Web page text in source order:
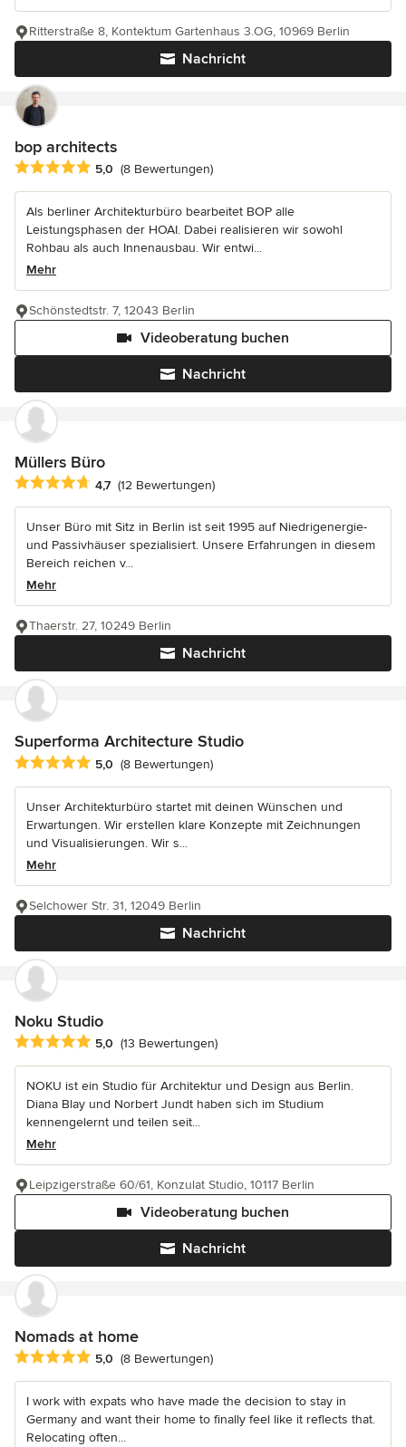
Nachricht
Ritterstraße 8, Kontektum Gartenhaus 3.OG, 10969 Berlin
bop architects
Durchschnittliche Bewertung: 5 von 5 Sternen
5,0 (8 Bewertungen)
Als berliner Architekturbüro bearbeitet BOP alle
Leistungsphasen der HOAI. Dabei realisieren wir sowohl
Rohbau als auch Innenausbau. Wir entwi...
Mehr
Nachricht
Videoberatung buchen
Schönstedtstr. 7, 12043 Berlin
Müllers Büro
Durchschnittliche Bewertung: 4.7 von 5 Sternen
4,7 (12 Bewertungen)
Unser Büro mit Sitz in Berlin ist seit 1995 auf Niedrigenergie-
und Passivhäuser spezialisiert. Unsere Erfahrungen in diesem
Bereich reichen v...
Mehr
Nachricht
Thaerstr. 27, 10249 Berlin
Superforma Architecture Studio
Durchschnittliche Bewertung: 5 von 5 Sternen
5,0 (8 Bewertungen)
Unser Architekturbüro startet mit deinen Wünschen und
Erwartungen. Wir erstellen klare Konzepte mit Zeichnungen
und Visualisierungen. Wir s...
Mehr
Nachricht
Selchower Str. 31, 12049 Berlin
Noku Studio
Durchschnittliche Bewertung: 5 von 5 Sternen
5,0 (13 Bewertungen)
NOKU ist ein Studio für Architektur und Design aus Berlin.
Diana Blay und Norbert Jundt haben sich im Studium
kennengelernt und teilen seit...
Mehr
Nachricht
Videoberatung buchen
Leipzigerstraße 60/61, Konzulat Studio, 10117 Berlin
Nomads at home
Durchschnittliche Bewertung: 5 von 5 Sternen
5,0 (8 Bewertungen)
I work with expats who have made the decision to stay in
Germany and want their home to finally feel like it reflects that.
Relocating often...